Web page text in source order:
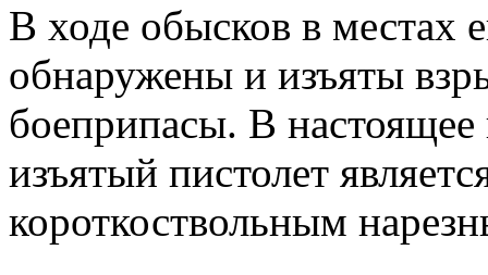
В ходе обысков в местах
обнаружены и изъяты
боеприпасы. В настоящее
изъятый пистолет
короткоствольным